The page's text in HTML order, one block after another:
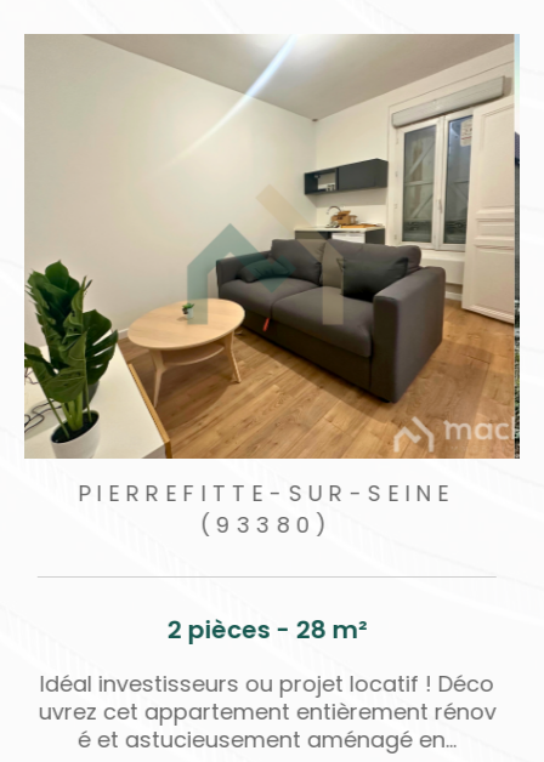
PIERREFITTE-SUR-SEINE
(93380)
7 pièces - 190 m²
Découvrez cette magnifique maison d'exc
eption type meulière de 190 m2 de 7 pièce
s sur sous-sol totale, une...